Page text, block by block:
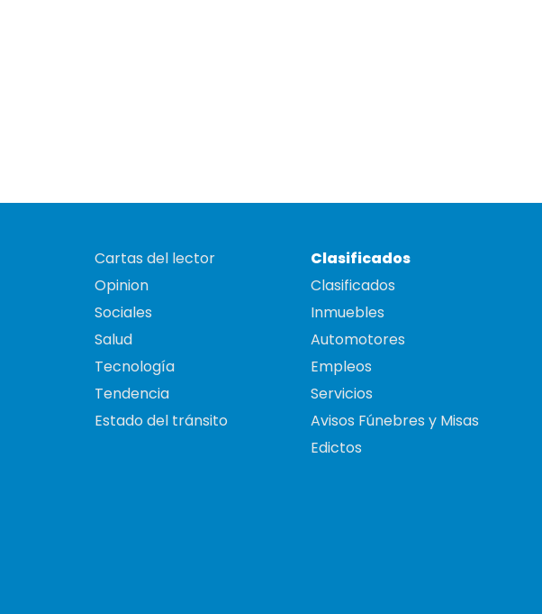
Cartas del lector
Opinion
Sociales
Salud
Tecnología
Tendencia
Estado del tránsito
Clasificados
Clasificados
Inmuebles
Automotores
Empleos
Servicios
Avisos Fúnebres y Misas
Edictos